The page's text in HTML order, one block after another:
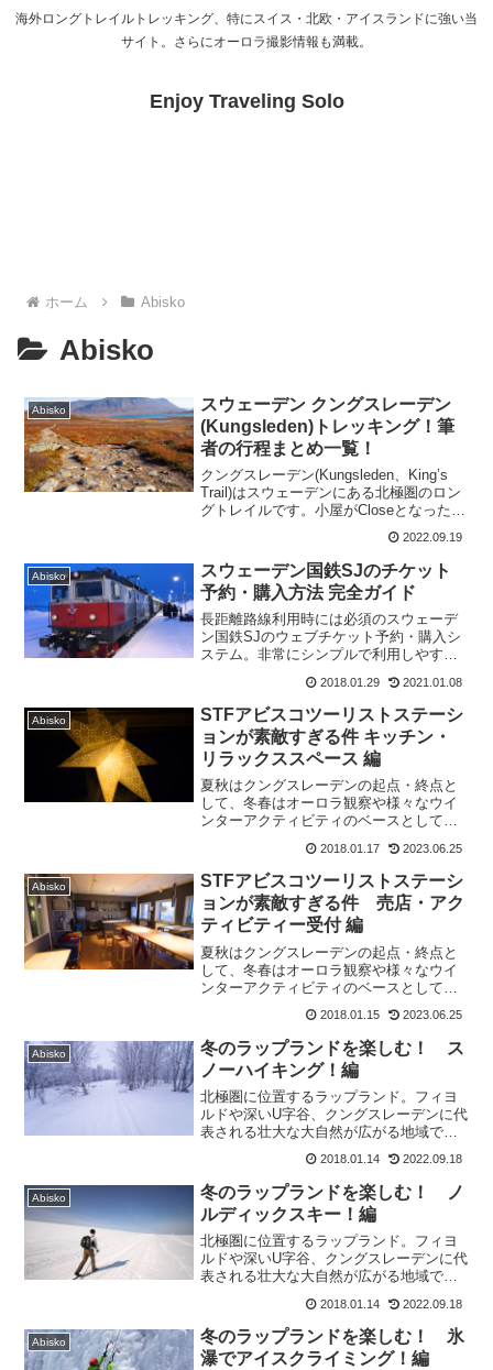
海外ロングトレイルトレッキング、特にスイス・北欧・アイスランドに強い当
サイト。さらにオーロラ撮影情報も満載。
Enjoy Traveling Solo
ホーム Abisko
Abisko
Abisko
スウェーデン クングスレーデン
(Kungsleden)トレッキング！筆
者の行程まとめ一覧！
クングスレーデン(Kungsleden、King’s
Trail)はスウェーデンにある北極圏のロン
グトレイルです。小屋がCloseとなった後
の9月最終週に行った110ｋｍのトレイル
トレッキングの模様のまとめを行いま
す。
2022.09.19
Abisko
スウェーデン国鉄SJのチケット
予約・購入方法 完全ガイド
長距離路線利用時には必須のスウェーデ
ン国鉄SJのウェブチケット予約・購入シ
ステム。非常にシンプルで利用しやす
オスロまでカバーしています。今回スト
ックホルムからアビスコに行く際の寝台
列車を例に予約プロセスを解説します。
2018.01.29 2021.01.08
Abisko
STFアビスコツーリストステーシ
ョンが素敵すぎる件 キッチン・
リラックススペース 編
夏秋はクングスレーデンの起点・終点と
して、冬春はオーロラ観察や様々なウイ
ンターアクティビティのベースとして多
トステーション。スウェーデン内でもト
ップクラスの充実度を誇るこの施設の紹
介その２をレポートします。
2018.01.17 2023.06.25
Abisko
STFアビスコツーリストステーシ
ョンが素敵すぎる件 売店・アク
ティビティー受付 編
夏秋はクングスレーデンの起点・終点と
して、冬春はオーロラ観察や様々なウイ
ンターアクティビティのベースとして多
トステーション。スウェーデン内でもト
ップクラスの充実度を誇るこの施設の紹
介その１をレポートします。
2018.01.15 2023.06.25
Abisko
冬のラップランドを楽しむ！ ス
ノーハイキング！編
北極圏に位置するラップランド。フィヨ
ルドや深いU字谷、クングスレーデンに代
表される壮大な大自然が広がる地域で
の一部ですが・・)でスノーハイキングを
してきましたので実際の写真とともに紹
介します。
2018.01.14 2022.09.18
Abisko
冬のラップランドを楽しむ！ ノ
ルディックスキー！編
北極圏に位置するラップランド。フィヨ
ルドや深いU字谷、クングスレーデンに代
表される壮大な大自然が広がる地域で
がいっぱい。今回はノルディックスキー
を体験してきましたので実際の写真とと
もに紹介します。
2018.01.14 2022.09.18
Abisko
冬のラップランドを楽しむ！ 氷
瀑でアイスクライミング！編